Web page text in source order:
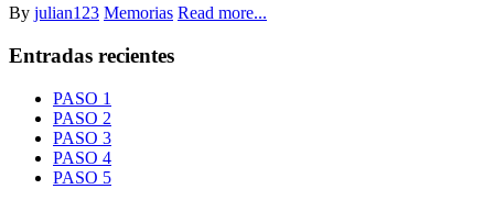
By julian123 Memorias Read more...
Entradas recientes
PASO 1
PASO 2
PASO 3
PASO 4
PASO 5